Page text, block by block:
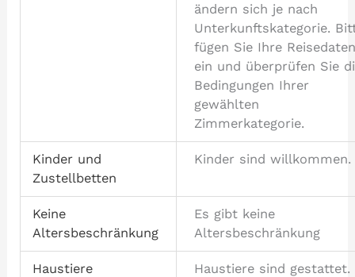
ändern sich je nach
Unterkunftskategorie.
fügen Sie Ihre
ein und überprüfen Sie
Bedingungen Ihrer
gewählten
Zimmerkategorie.
Kinder und
Zustellbetten
Kinder sind willkommen.
Keine
Altersbeschränkung
Es gibt keine
Altersbeschränkung
Haustiere
Haustiere sind gestattet.